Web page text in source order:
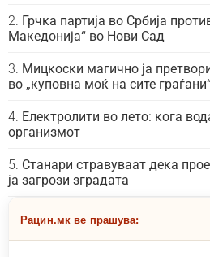
Грчка партија во Србија
Македонија“ во Нови Сад
Мицкоски магично ја
во „куповна моќ на сите
Електролити во лето: кога
организмот
Станари стравуваат дека
ја загрози зградата
Рацин.мк ве прашува: